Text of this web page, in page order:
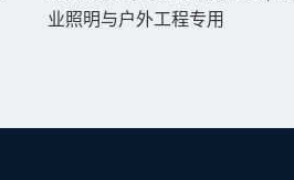
业照明与户外工程专用